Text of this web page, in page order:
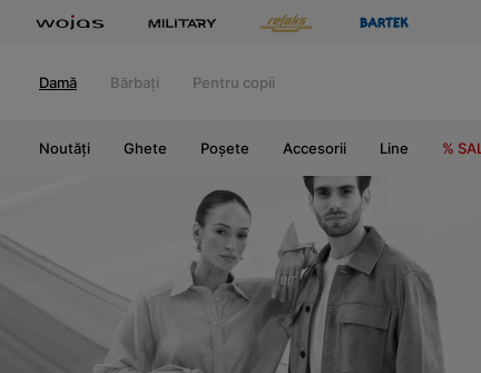
Damă Bărbați Pentru copii
Noutăți Ghete Poșete Accesorii Line %